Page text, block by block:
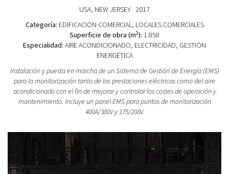
USA, NEW JERSEY · 2017
Categoría: EDIFICACIÓN COMERCIAL, LOCALES COMERCIALES
Superficie de obra (m2): 1.858
Especialidad: AIRE ACONDICIONADO, ELECTRICIDAD, GESTIÓN
ENERGÉTICA
Instalación y puesta en marcha de un Sistema de Gestión de Energía (EMS)
para la monitorización tanto de las prestaciones eléctricas como del aire
acondicionado con el fin de mejorar y controlar los costes de operación y
mantenimiento. Incluye un panel EMS para puntos de monitorización
400A/380V y 175/208V.